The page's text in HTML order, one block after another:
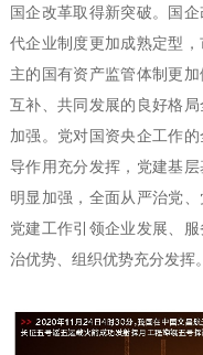
国企改革取得新突破。国
代企业制度更加成熟定型
主的国有资产监管体制更
互补、共同发展的良好格
加强。党对国资央企工作
导作用充分发挥，党建基
明显加强，全面从严治党
党建工作引领企业发展、
治优势、组织优势充分发挥。